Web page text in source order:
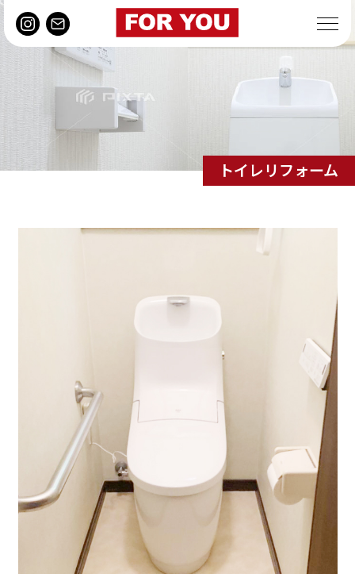
トイレリフォーム